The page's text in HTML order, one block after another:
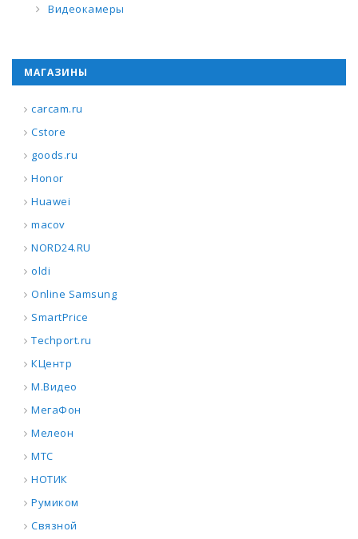
Видеокамеры
МАГАЗИНЫ
carcam.ru
Cstore
goods.ru
Honor
Huawei
macov
NORD24.RU
oldi
Online Samsung
SmartPrice
Techport.ru
КЦентр
М.Видео
МегаФон
Мелеон
МТС
НОТИК
Румиком
Связной